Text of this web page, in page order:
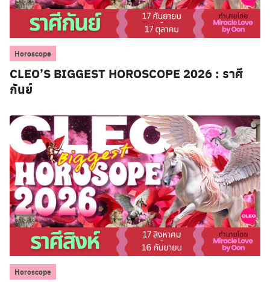
Horoscope
CLEO’S BIGGEST HOROSCOPE 2026 : ราศี
กันย์
Horoscope